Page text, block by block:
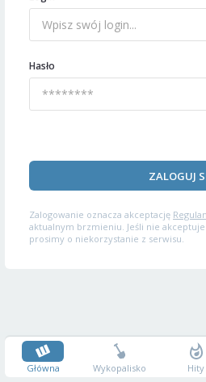
Hasło
ZALOGUJ
Zalogowanie oznacza akceptację
aktualnym brzmieniu. Jeśli nie
prosimy o niekorzystanie z serwisu.
Główna Wykopalisko Hity